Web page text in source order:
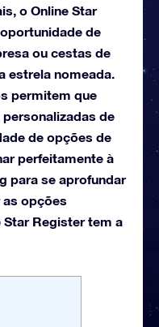
o Online Star
de
ou cestas de
estrela nomeada.
permitem que
de
de opções de
perfeitamente à
para se aprofundar
opções
Register tem a